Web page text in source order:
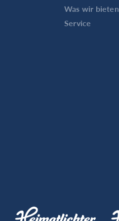
Was wir bieten
Service